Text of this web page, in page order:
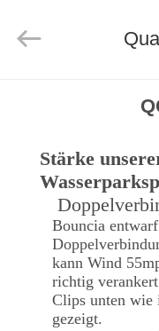
PRODUKTE
VIDEOS
ÜBER
UNS
Factory.
Stärke
Bouncia
kann Wind
richtig
Clips unten wie
gezeigt.